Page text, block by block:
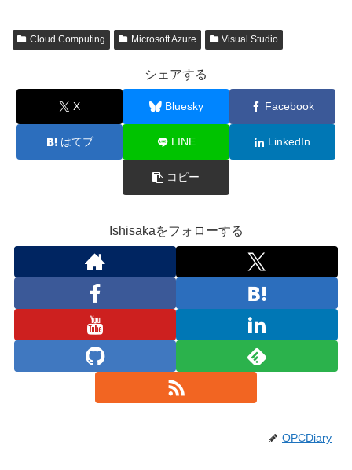
Cloud Computing Microsoft Azure Visual Studio
シェアする
X Bluesky Facebook
はてブ LINE LinkedIn
コピー
Ishisakaをフォローする
OPCDiary